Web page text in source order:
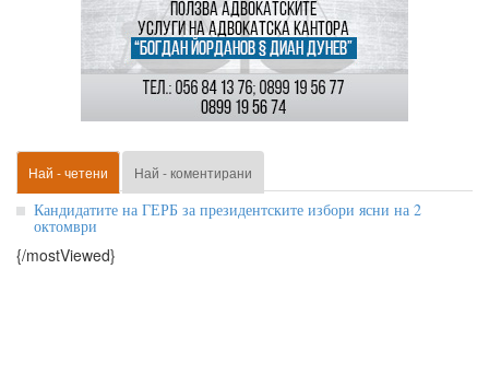
Най - четени Най - коментирани
Кандидатите на ГЕРБ за президентските избори ясни на 2
октомври
{/mostViewed}